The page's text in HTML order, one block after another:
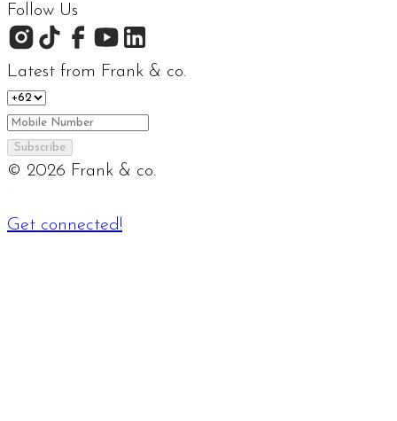
Follow Us
Latest from Frank & co.
Subscribe
© 2026 Frank & co.
Get connected!